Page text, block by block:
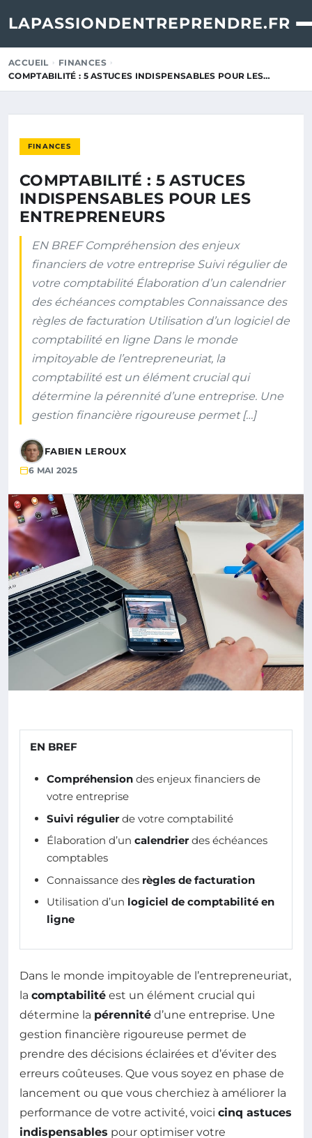
LAPASSIONDENTREPRENDRE.FR
ACCUEIL
FINANCES
COMPTABILITÉ : 5 ASTUCES INDISPENSABLES POUR LES…
FINANCES
COMPTABILITÉ : 5 ASTUCES
INDISPENSABLES POUR LES
ENTREPRENEURS
EN BREF Compréhension des enjeux
financiers de votre entreprise Suivi régulier de
votre comptabilité Élaboration d’un calendrier
des échéances comptables Connaissance des
règles de facturation Utilisation d’un logiciel de
comptabilité en ligne Dans le monde
impitoyable de l’entrepreneuriat, la
comptabilité est un élément crucial qui
détermine la pérennité d’une entreprise. Une
gestion financière rigoureuse permet […]
FABIEN LEROUX
6 MAI 2025
EN BREF
Compréhension des enjeux financiers de
votre entreprise
Suivi régulier de votre comptabilité
Élaboration d’un calendrier des échéances
comptables
Connaissance des règles de facturation
Utilisation d’un logiciel de comptabilité en
ligne
Dans le monde impitoyable de l’entrepreneuriat,
la comptabilité est un élément crucial qui
détermine la pérennité d’une entreprise. Une
gestion financière rigoureuse permet de
prendre des décisions éclairées et d’éviter des
erreurs coûteuses. Que vous soyez en phase de
lancement ou que vous cherchiez à améliorer la
performance de votre activité, voici cinq astuces
indispensables pour optimiser votre